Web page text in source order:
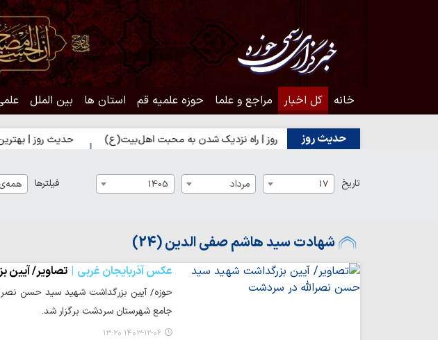
خانه کل اخبار مراجع و علما حوزه علمیه قم استان ها بین الملل
حدیث روز
حدیث روز | راه نزدیک شدن به محبت اهل‌بیت(ع) حدیث روز | بهترین سرمایه
تاریخ 17 مرداد 1405 فیلترها
شهادت سید هاشم صفی الدین (24)
عکس آذربایجان غربی تصاویر/ آیین
حوزه/ آیین بزرگداشت شهید سید حسن
جامع شهرستان سردشت برگزار شد.
۱۴۰۳-۱۲-۰۶ ۱۳:۲۰